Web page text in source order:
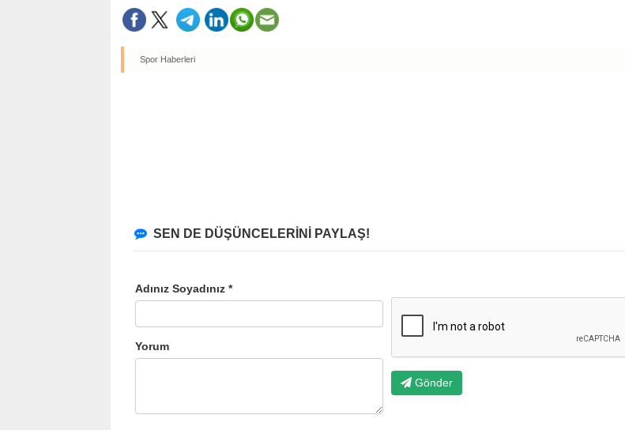
Spor Haberleri
SEN DE DÜŞÜNCELERİNİ PAYLAŞ!
Adınız Soyadınız *
Yorum
Gönder